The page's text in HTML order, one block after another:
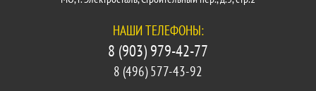
НАШИ ТЕЛЕФОНЫ:
8 (903) 979-42-77
8 (496) 577-43-92